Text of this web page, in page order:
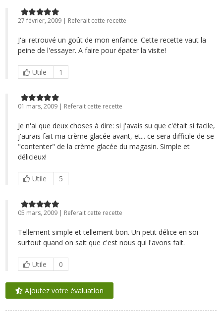
27 février, 2009 | Referait cette recette
J'ai retrouvé un goût de mon enfance. Cette recette vaut la
peine de l'essayer. A faire pour épater la visite!
Utile 1
01 mars, 2009 | Referait cette recette
Je n'ai que deux choses à dire: si j'avais su que c'était si facile,
j'aurais fait ma crème glacée avant, et... ce sera difficile de se
"contenter" de la crème glacée du magasin. Simple et
délicieux!
Utile 5
05 mars, 2009 | Referait cette recette
Tellement simple et tellement bon. Un petit délice en soi
surtout quand on sait que c'est nous qui l'avons fait.
Utile 0
Ajoutez votre évaluation